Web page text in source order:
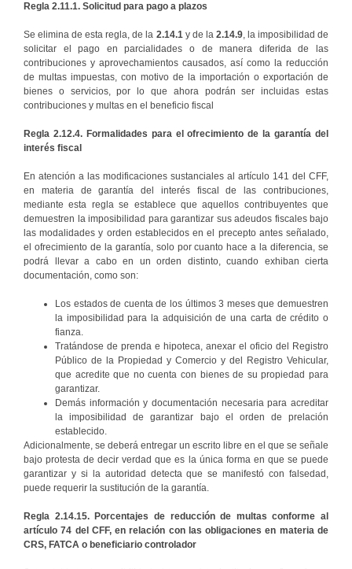
Regla 2.11.1. Solicitud para pago a plazos
Se elimina de esta regla, de la 2.14.1 y de la2.14.9, la imposibilidad de
solicitar el pago en parcialidades o de manera diferida de las
contribuciones y aprovechamientos causados, así como la reducción
de multas impuestas, con motivo de la importación o exportación de
bienes o servicios, por lo que ahora podrán ser incluidas estas
contribuciones y multas en el beneficio fiscal
Regla 2.12.4. Formalidades para el ofrecimiento de la garantía del
interés fiscal
En atención a las modificaciones sustanciales al artículo 141 del CFF,
en materia de garantía del interés fiscal de las contribuciones,
mediante esta regla se establece que aquellos contribuyentes que
demuestren la imposibilidad para garantizar sus adeudos fiscales bajo
las modalidades y orden establecidos en el precepto antes señalado,
el ofrecimiento de la garantía, solo por cuanto hace a la diferencia, se
podrá llevar a cabo en un orden distinto, cuando exhiban cierta
documentación, como son:
Los estados de cuenta de los últimos 3 meses que demuestren
la imposibilidad para la adquisición de una carta de crédito o
fianza.
Tratándose de prenda e hipoteca, anexar el oficio del Registro
Público de la Propiedad y Comercio y del Registro Vehicular,
que acredite que no cuenta con bienes de su propiedad para
garantizar.
Demás información y documentación necesaria para acreditar
la imposibilidad de garantizar bajo el orden de prelación
establecido.
Adicionalmente, se deberá entregar un escrito libre en el que se señale
bajo protesta de decir verdad que es la única forma en que se puede
garantizar y si la autoridad detecta que se manifestó con falsedad,
puede requerir la sustitución de la garantía.
Regla 2.14.15. Porcentajes de reducción de multas conforme al
artículo 74 del CFF, en relación con las obligaciones en materia de
CRS, FATCA o beneficiario controlador